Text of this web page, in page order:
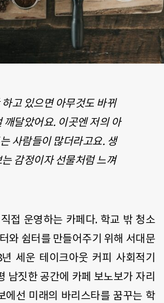
고 있으면 아무것도 바뀌
깨달았어요. 이곳엔 저의 아
사람들이 많더라고요. 생
감정이자 선물처럼 느껴
접 운영하는 카페다. 학교 밖 청소
와 쉼터를 만들어주기 위해 서대문
세운 테이크아웃 커피 사회적기
남짓한 공간에 카페 보노보가 자리
에선 미래의 바리스타를 꿈꾸는 학